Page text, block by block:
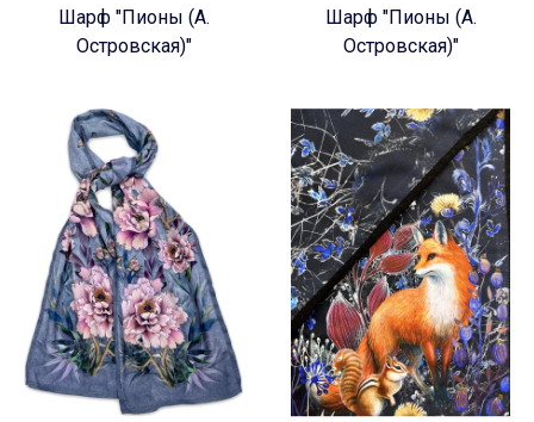
Шарф "Пионы (А.
Островская)"
Шарф "Пионы (А.
Островская)"